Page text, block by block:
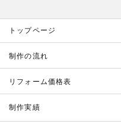
トップページ
制作の流れ
リフォーム価格表
制作実績